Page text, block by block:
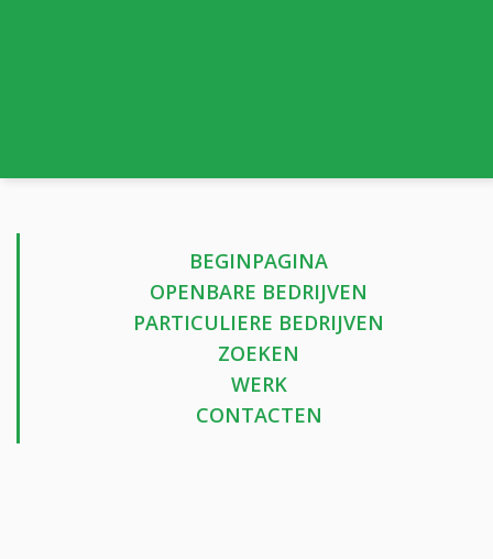
BEGINPAGINA
OPENBARE BEDRIJVEN
PARTICULIERE BEDRIJVEN
ZOEKEN
WERK
CONTACTEN